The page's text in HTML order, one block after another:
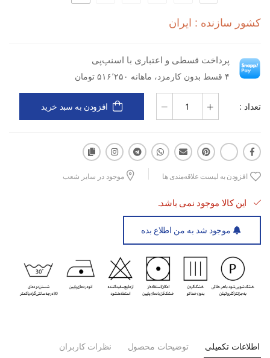
نوع مواد: پارچه‌ای
مزایا: سبک، مناسب استفاده ورزشی، دوام خوب، راحتی در حرکت
کاربرد: باشگاه، فیتنس، تمرینات هوازی، فعالیت‌های روزانه همراه با
کشور سازنده : ایران
پرداخت قسطی و اعتباری با اسنپ‌پی
۴ قسط بدون کارمزد، ماهانه ۵۱۶٬۲۵۰ تومان
تعداد : افزودن به سبد خرید
افزودن به لیست علاقه‌مندی ها موجود در سایر شعب
این کالا موجود نمی باشد.
موجود شد به من اطلاع بده
اطلاعات تکمیلی توضیحات محصول نظرات کاربران